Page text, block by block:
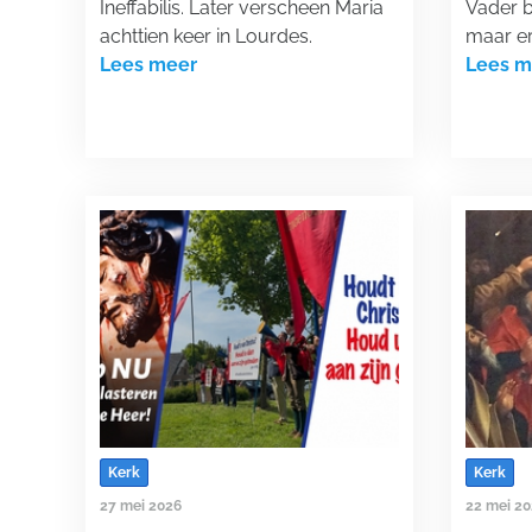
Ineffabilis. Later verscheen Maria
achttien keer in Lourdes.
Lees meer
Vader
maar
Lees
Kerk
27 mei 2026
Kerk
22 mei